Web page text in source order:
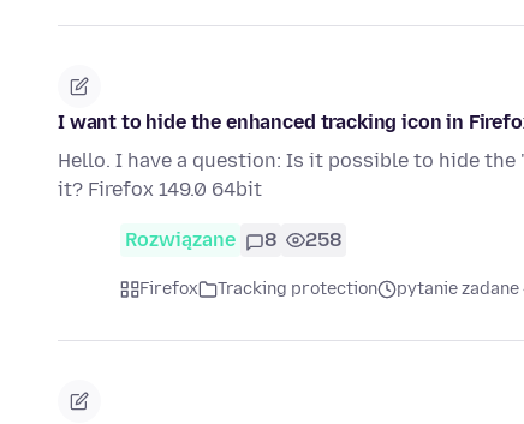
I want to hide the enhanced tracking icon in
Hello. I have a question: Is it possible to hide
it? Firefox 149.0 64bit
Rozwiązane 8 258
Firefox Tracking protection pytanie